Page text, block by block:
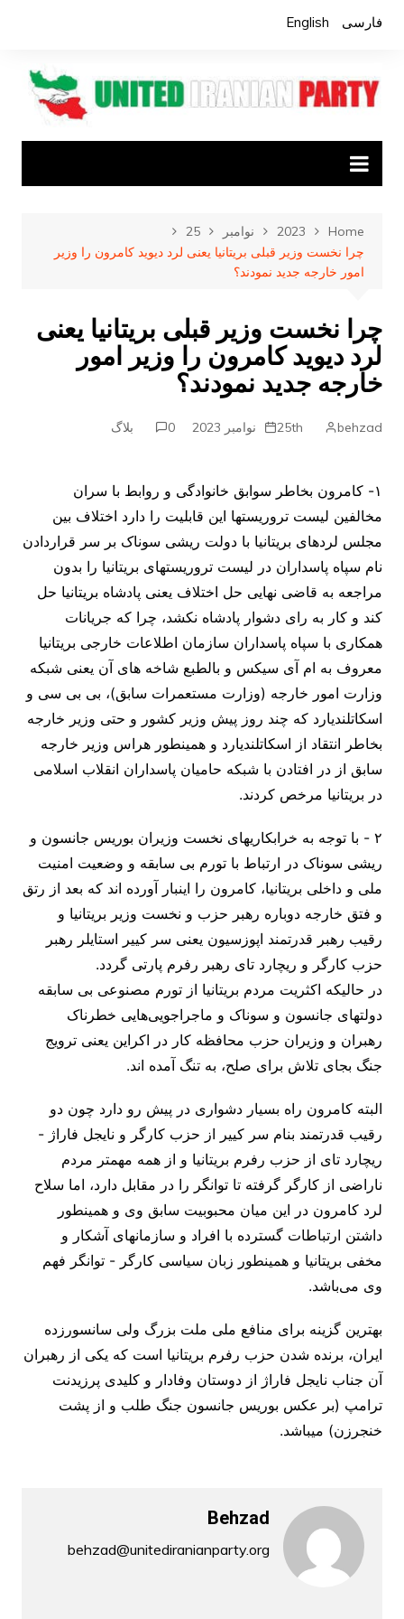
فارسی English
Home
2023 نوامبر
25
چرا نخست وزیر قبلی بریتانیا یعنی لرد دیوید کامرون را وزیر
امور خارجه جدید نمودند؟
چرا نخست وزیر قبلی بریتانیا یعنی
لرد دیوید کامرون را وزیر امور
خارجه جدید نمودند؟
behzad 25th نوامبر 2023 0 بلاگ
۱- کامرون بخاطر سوابق خانوادگی و روابط با سران
مخالفین لیست تروریستها این قابلیت را دارد اختلاف بین
مجلس لردهای بریتانیا با دولت ریشی سوناک بر سر قراردادن
نام سپاه پاسداران در لیست تروریستهای بریتانیا را بدون
مراجعه به قاضی نهایی حل اختلاف یعنی پادشاه بریتانیا حل
کند و کار به رای دشوار پادشاه نکشد، چرا که جریانات
همکاری با سپاه پاسداران سازمان اطلاعات خارجی بریتانیا
معروف به ام آی سیکس و بالطبع شاخه های آن یعنی شبکه
وزارت امور خارجه (وزارت مستعمرات سابق)، بی بی سی و
اسکاتلندیارد که چند روز پیش وزیر کشور و حتی وزیر خارجه
بخاطر انتقاد از اسکاتلندیارد و همینطور هراس وزیر خارجه
سابق از در افتادن با شبکه حامیان پاسداران انقلاب اسلامی
در بریتانیا مرخص کردند.
۲ - با توجه به خرابکاریهای نخست وزیران بوریس جانسون و
ریشی سوناک در ارتباط با تورم بی سابقه و وضعیت امنیت
ملی و داخلی بریتانیا، کامرون را اینبار آورده اند که بعد از رتق
و فتق خارجه دوباره رهبر حزب و نخست وزیر بریتانیا و
رقیب رهبر قدرتمند اپوزسیون یعنی سر کییر استایلر رهبر
حزب کارگر و ریچارد تای رهبر رفرم پارتی گردد.
در حالیکه اکثریت مردم بریتانیا از تورم مصنوعی بی سابقه
دولتهای جانسون و سوناک و ماجراجویی‌هایی خطرناک
رهبران و وزیران حزب محافظه کار در اکراین یعنی ترویج
جنگ بجای تلاش برای صلح، به تنگ آمده اند.
البته کامرون راه بسیار دشواری در پیش رو دارد چون دو
رقیب قدرتمند بنام سر کییر از حزب کارگر و نایجل فاراژ -
ریچارد تای از حزب رفرم بریتانیا و از همه مهمتر مردم
ناراضی از کارگر گرفته تا توانگر را در مقابل دارد، اما سلاح
لرد کامرون در این میان محبوبیت سابق وی و همینطور
داشتن ارتباطات گسترده با افراد و سازمانهای آشکار و
مخفی بریتانیا و همینطور زبان سیاسی کارگر - توانگر فهم
وی می‌باشد.
بهترین گزینه برای منافع ملی ملت بزرگ ولی سانسورزده
ایران، برنده شدن حزب رفرم بریتانیا است که یکی از رهبران
آن جناب نایجل فاراژ از دوستان وفادار و کلیدی پرزیدنت
ترامپ (بر عکس بوریس جانسون جنگ طلب و از پشت
خنجرزن) میباشد.
Behzad
behzad@unitediranianparty.org